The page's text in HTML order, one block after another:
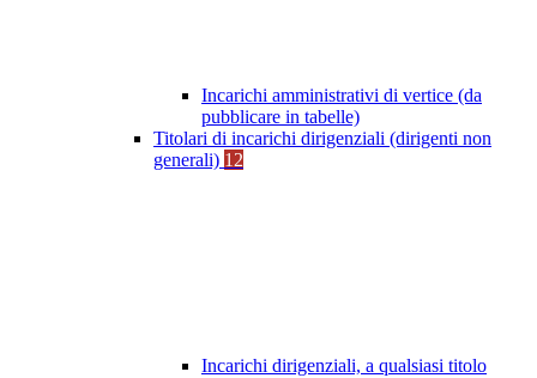
Incarichi amministrativi di vertice (da
pubblicare in tabelle)
Titolari di incarichi dirigenziali (dirigenti non
generali) 12
Incarichi dirigenziali, a qualsiasi titolo